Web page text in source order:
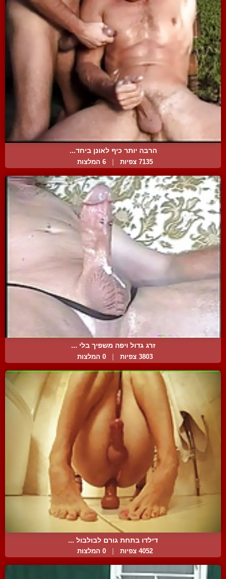
הרבה יותר כיף לאונן ביחד...
7135 צפיות 6 המלצות
זרג גדול ויפה משפיך בלי ...
3803 צפיות | 0 המלצות
דילדו בתחת גורם לבולבול ...
4052 צפיות 0 המלצות